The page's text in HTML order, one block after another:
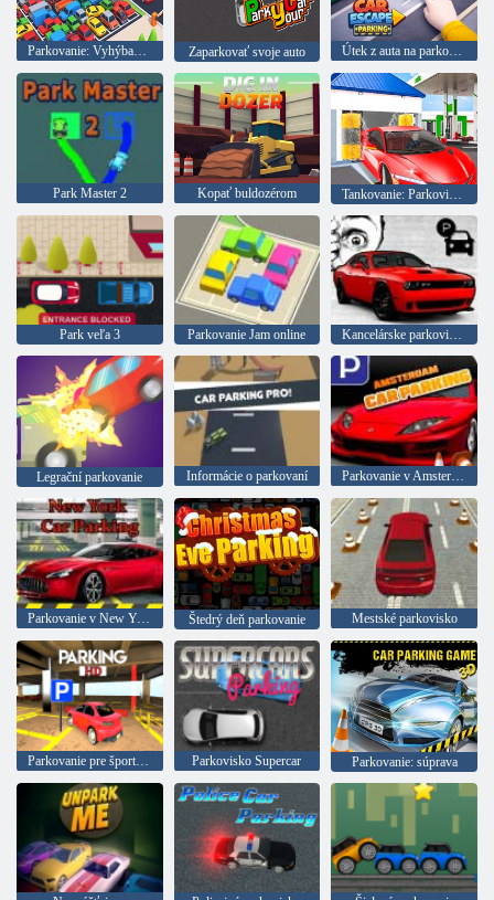
Parkovanie: Vyhýbanie sa dopravným zápcham Zaparkovať svoje auto Útek z auta na parkovisku
Park Master 2 Kopať buldozérom Tankovanie: Parkovisko
Park veľa 3 Parkovanie Jam online Kancelárske parkovisko
Legrační parkovanie Informácie o parkovaní Parkovanie v Amsterdame
Parkovanie v New Yorku Štedrý deň parkovanie Mestské parkovisko
Parkovisko Supercar Parkovanie: súprava